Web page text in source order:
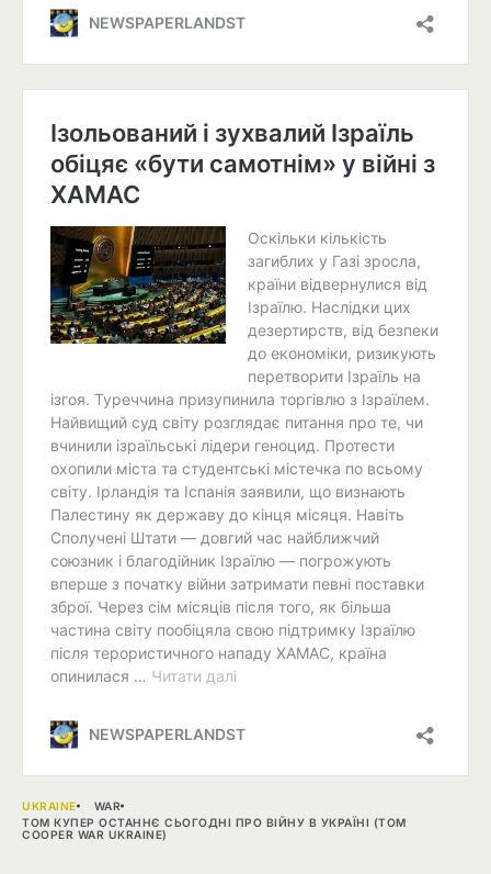
UKRAINE
WAR
ТОМ КУПЕР ОСТАННЄ СЬОГОДНІ ПРО ВІЙНУ В УКРАЇНІ (TOM
COOPER WAR UKRAINE)